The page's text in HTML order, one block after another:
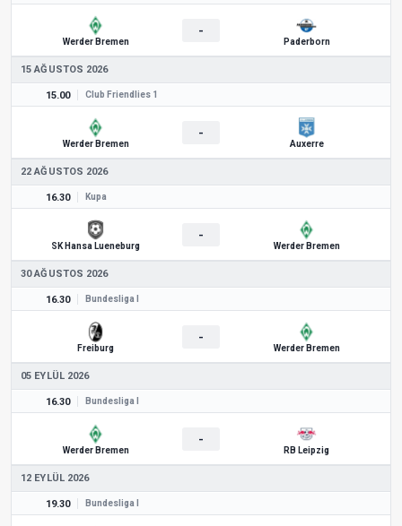
Werder Bremen
-
Paderborn
15 AĞUSTOS 2026
15.00 Club Friendlies 1
Werder Bremen
-
Auxerre
22 AĞUSTOS 2026
16.30 Kupa
SK Hansa Lueneburg
-
Werder Bremen
30 AĞUSTOS 2026
16.30 Bundesliga I
Freiburg
-
Werder Bremen
05 EYLÜL 2026
16.30 Bundesliga I
Werder Bremen
-
RB Leipzig
12 EYLÜL 2026
19.30 Bundesliga I